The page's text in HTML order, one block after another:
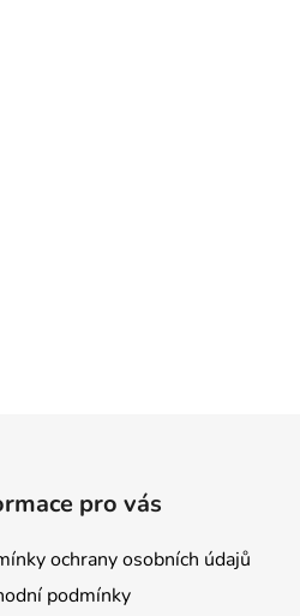
pro vás
ochrany osobních údajů
podmínky